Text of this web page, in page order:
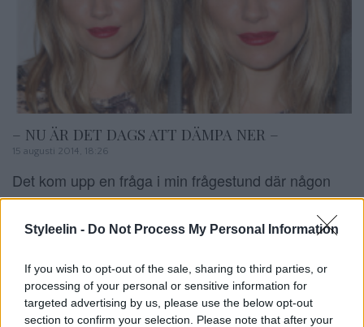
Styleelin - Do Not Process My Personal Information
If you wish to opt-out of the sale, sharing to third parties, or
processing of your personal or sensitive information for
targeted advertising by us, please use the below opt-out
section to confirm your selection. Please note that after your
– NU ÄR DET DAGS ATT DÄMPA NER –
15 augusti 2014, 18:26
Det kom upp en fråga i min frågestund där någon
frågade om det var snyggt att lägga bruna slingor i
ett blont hår?! Jag svarade på den frågan i en video
släppa detta, så jag ville verkligen visa er hur det
kan se […]